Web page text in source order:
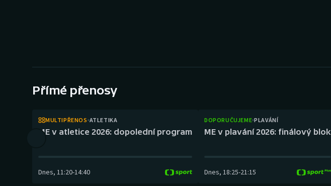
Plážový volejbal
Přímé přenosy
MULTIPŘENOS ATLETIKA
ME v atletice 2026: dopolední program
Dnes, 11:20-14:40
DOPORUČUJEME PLAVÁNÍ
ME v plavání 2026: finálový blok
Dnes, 18:25-21:15